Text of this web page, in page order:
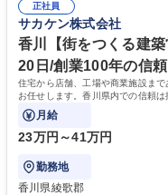
も可能です。案件としては民
す。 募集職種 大阪【建築/現場代理人/経験者専用】年収800～1200万/あ
なたの経験を正当に評価
多くのご依頼に対応するため
す。 【働きやすさ】2026年4
入。ICT投資や最新の働き方を
資格 学歴：大学院 大学 高専
転免許普通自動車 1級建築施
正社員
サカケン株式会社
香川【街をつくる建
20日/創業100年の信
住宅から店舗、工場や商業施設ま
お任せします。香川県内での信頼
約～引渡しまで、伴走する業務です
月給
23万円～41万円
勤務地
香川県綾歌郡